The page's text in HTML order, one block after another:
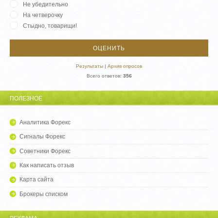
Не убедительно
На четверочку
Стыдно, товарищи!
Результаты | Архив опросов
Всего ответов: 356
ПОЛЕЗНОЕ
Аналитика Форекс
Сигналы Форекс
Советники Форекс
Как написать отзыв
Карта сайта
Брокеры списком